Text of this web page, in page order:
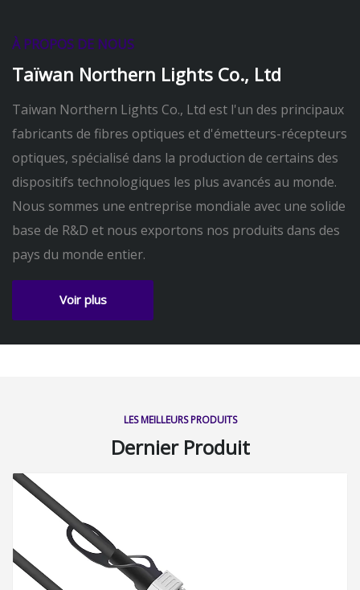
À PROPOS DE NOUS
Taïwan Northern Lights Co., Ltd
Taiwan Northern Lights Co., Ltd est l'un des principaux
fabricants de fibres optiques et d'émetteurs-récepteurs
optiques, spécialisé dans la production de certains des
dispositifs technologiques les plus avancés au monde.
Nous sommes une entreprise mondiale avec une solide
base de R&D et nous exportons nos produits dans des
pays du monde entier.
Voir plus
LES MEILLEURS PRODUITS
Dernier Produit